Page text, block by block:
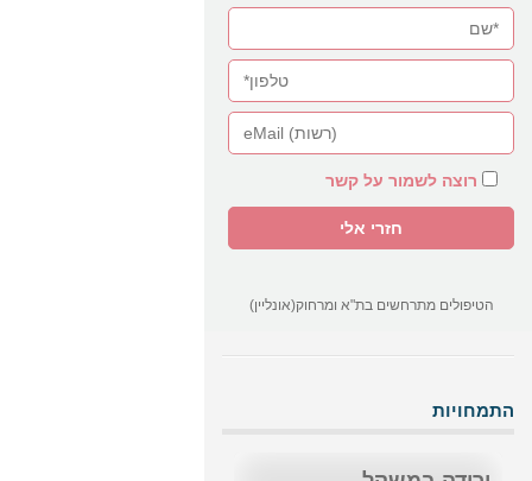
רוצה לשמור על קשר
הטיפולים מתרחשים בת"א ומרחוק(אונליין)
התמחויות